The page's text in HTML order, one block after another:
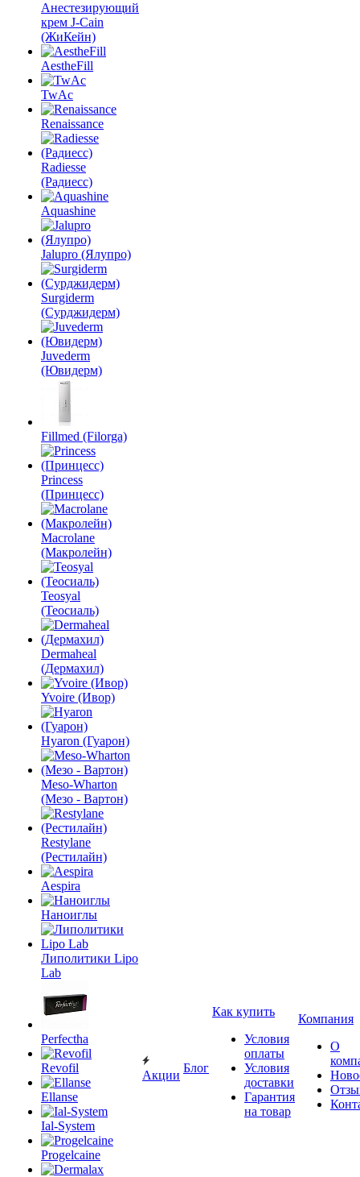
Анестезирующий
крем J-Cain
(ЖиКейн)
AestheFill
TwAc
Renaissance
Radiesse
(Радиесс)
Aquashine
Jalupro (Ялупро)
Surgiderm
(Сурджидерм)
Juvederm
(Ювидерм)
Fillmed (Filorga)
Princess
(Принцесс)
Macrolane
(Макролейн)
Teosyal
(Теосиаль)
Dermaheal
(Дермахил)
Yvoire (Ивор)
Hyaron (Гуарон)
Meso-Wharton
(Мезо - Вартон)
Restylane
(Рестилайн)
Aespira
Наноиглы
Липолитики Lipo
Lab
Perfectha
Revofil
Ellanse
Ial-System
Progelcaine
Акции
Блог
Как купить
Условия
оплаты
Условия
доставки
Гарантия
на товар
Компания
О